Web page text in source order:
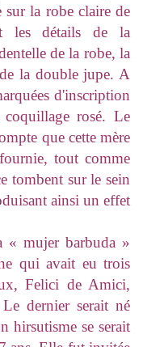
la robe claire de
les détails de la
de la robe, la
la double jupe. A
d'inscription
rosé. Le
que cette mère
tout comme
tombent sur le sein
ainsi un effet
« mujer barbuda »
qui avait eu trois
Felici de Amici,
dernier serait né
hirsutisme se serait